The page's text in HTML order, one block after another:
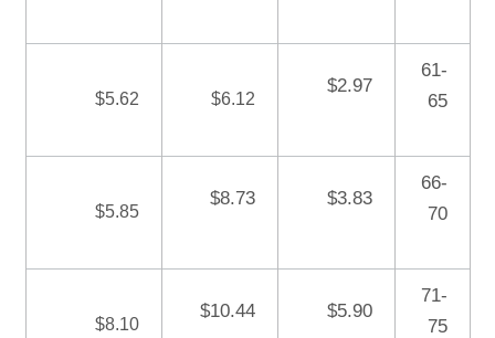
61-
65
$2.97
$6.12
$5.62
66-
70
$3.83
$8.73
$5.85
71-
75
$5.90
$10.44
$8.10